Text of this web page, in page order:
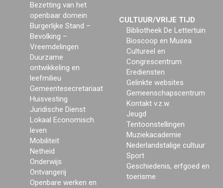
Bezetting van het
openbaar domein
Burgerlijke Stand –
Bevolking –
Vreemdelingen
Duurzame
ontwikkeling en
leefmilieu
Gemeentesecretariaat
Huisvesting
Juridische Dienst
Lokaal Economisch
leven
Mobiliteit
Netheid
Onderwijs
Ontvangerij
Openbare werken en
CULTUUR/VRIJE TIJD
Bibliotheek De Lettertuin
Bioscoop en Musea
Cultureel en
Congrescentrum
Erediensten
Gelinkte websites
Gemeenschapscentrum
Kontakt v.z.w.
Jeugd
Tentoonstellingen
Muziekacademie
Nederlandstalige cultuur
Sport
Geschiedenis, erfgoed en
toerisme